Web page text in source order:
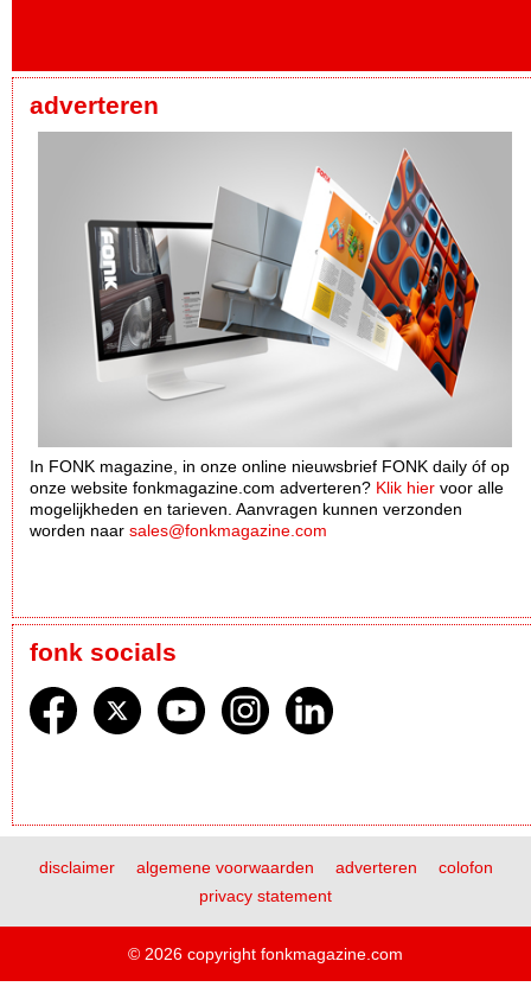
adverteren
In FONK magazine, in onze online nieuwsbrief FONK daily óf op
onze website fonkmagazine.com adverteren? Klik hier voor alle
mogelijkheden en tarieven. Aanvragen kunnen verzonden
worden naar sales@fonkmagazine.com
fonk socials
disclaimer algemene voorwaarden adverteren
colofon
privacy statement
© 2026 copyright fonkmagazine.com